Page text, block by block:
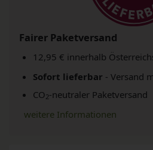
Fairer Paketversand
12,95 € innerhalb
Sofort lieferbar - Versand
CO2-neutraler Paketversand
weitere Informationen